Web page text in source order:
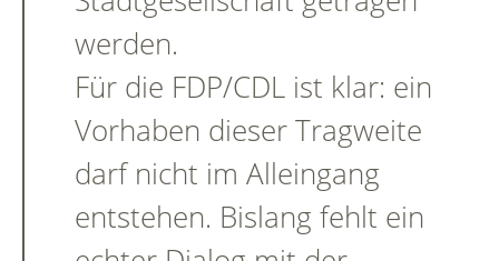
werden.
Für die FDP/CDL ist klar: ein
Vorhaben dieser Tragweite
darf nicht im Alleingang
entstehen. Bislang fehlt ein